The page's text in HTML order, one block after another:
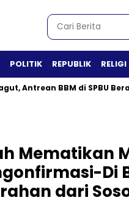
POLITIK REPUBLIK RELIGI
Antrean BBM di SPBU
Mematikan
Di
dari